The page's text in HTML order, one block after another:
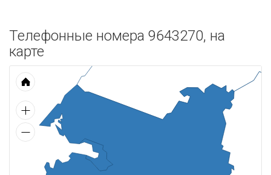
Телефонные номера 9643270, на
карте